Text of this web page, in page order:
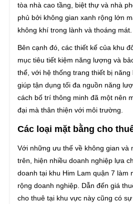
tòa nhà cao tầng, biệt thự và nhà
phủ bởi không gian xanh rộng lớn
không khí trong lành và thoáng mát.
Bên cạnh đó, các thiết kế của khu
mục tiêu tiết kiệm năng lượng và
thể, với hệ thống trang thiết bị
giúp tận dụng tối đa nguồn năng
cách bố trí thông minh đã một nên
đại mà thân thiện với môi trường.
Các loại mặt bằng cho
Với những ưu thế về không gian và
trên, hiện nhiều doanh nghiệp lựa
doanh tại khu Him Lam quận 7 làm
rộng doanh nghiệp. Dẫn đến giá
cho thuê tại khu vực này cũng có